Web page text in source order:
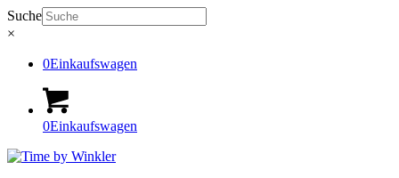
Suche
×
0Einkaufswagen
0Einkaufswagen